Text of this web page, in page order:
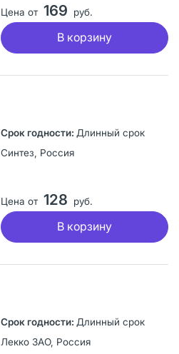
Цена от 169 руб.
В корзину
Длинный срок
Синтез, Россия
Цена от 128 руб.
В корзину
Длинный срок
Лекко ЗАО, Россия